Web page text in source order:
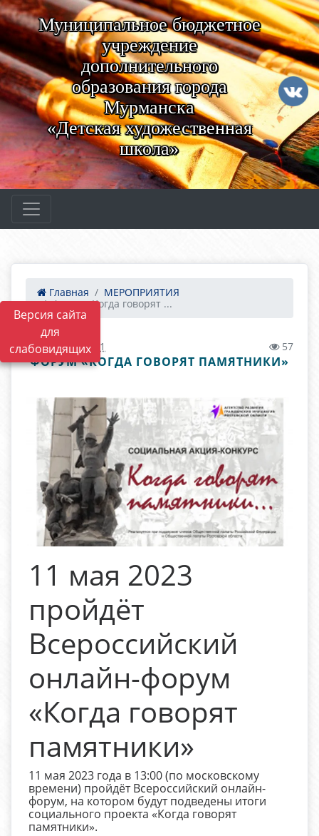
Версия сайта
для
слабовидящих
Муниципальное бюджетное
учреждение
дополнительного
образования города
Мурманска
«Детская художественная
школа»
Главная
МЕРОПРИЯТИЯ
Форум «Когда говорят ...
10.05.2023 11:01 57
ФОРУМ «КОГДА ГОВОРЯТ ПАМЯТНИКИ»
11 мая 2023
пройдёт
Всероссийский
онлайн-форум
«Когда говорят
памятники»
11 мая 2023 года в 13:00 (по московскому
времени) пройдёт Всероссийский онлайн-
форум, на котором будут подведены итоги
социального проекта «Когда говорят
памятники».